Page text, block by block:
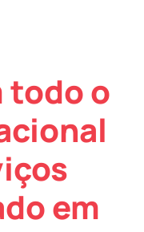
todo o
em